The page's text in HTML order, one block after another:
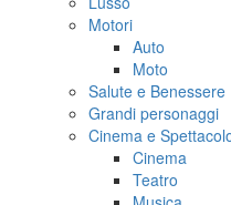
Motori
Auto
Moto
Salute e Benessere
Grandi personaggi
Cinema e
Cinema
Teatro